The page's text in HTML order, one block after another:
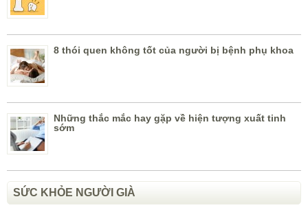
8 thói quen không tốt của người bị bệnh phụ khoa
Những thắc mắc hay gặp về hiện tượng xuất tinh
sớm
SỨC KHỎE NGƯỜI GIÀ